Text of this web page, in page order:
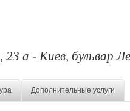
23 а - Киев, бульвар
Дополнительные услуги